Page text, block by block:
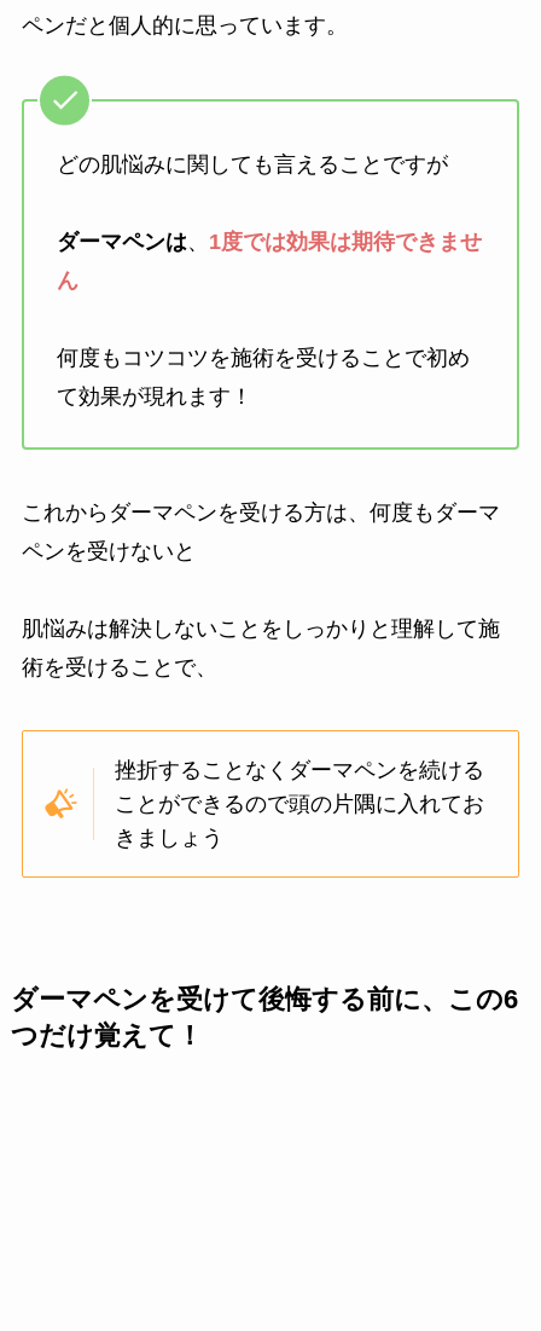
ペンだと個人的に思っています。
どの肌悩みに関しても言えることですが
ダーマペンは、 1度では効果は期待できませ
ん
何度もコツコツを施術を受けることで初め
て効果が現れます！
これからダーマペンを受ける方は、何度もダーマ
ペンを受けないと
肌悩みは解決しないことをしっかりと理解して施
術を受けることで、
挫折することなくダーマペンを続ける
ことができるので頭の片隅に入れてお
きましょう
ダーマペンを受けて後悔する前に、この6
つだけ覚えて！